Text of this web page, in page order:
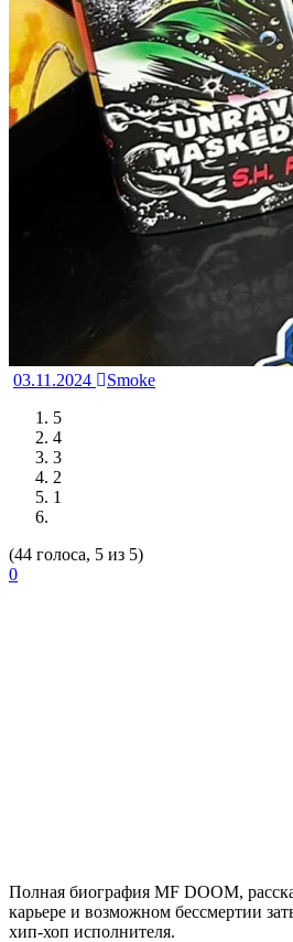
03.11.2024
Smoke
5
4
3
2
1
(44 голоса, 5 из 5)
0
Полная биография MF DOOM,
карьере и возможном бессмертии
хип-хоп исполнителя.